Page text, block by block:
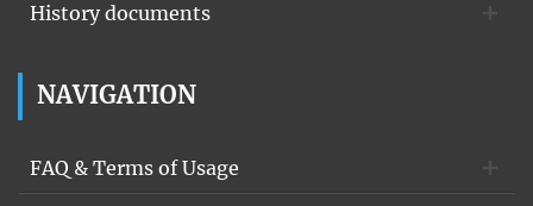
History documents
NAVIGATION
FAQ & Terms of Usage